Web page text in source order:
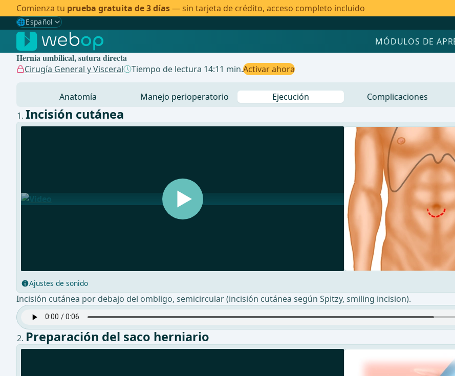
Comienza tu prueba gratuita de 3 días— sin tarjeta de crédito, acceso completo incluido
🌐Español
Gewählte Sprache: Español
🇩🇪 Alemán
🇬🇧Inglés
Brasileño
MÓDULOS DE
Hernia umbilical, sutura directa
Cirugía General y Visceral Tiempo de lectura 14:11 min.Activar ahora
Anatomía Manejo perioperatorio Ejecución Complicaciones
Incisión cutánea
Ajustes de sonido
Incisión cutánea por debajo del ombligo, semicircular (incisión cutánea según Spitzy, smiling incision).
Preparación del saco herniario